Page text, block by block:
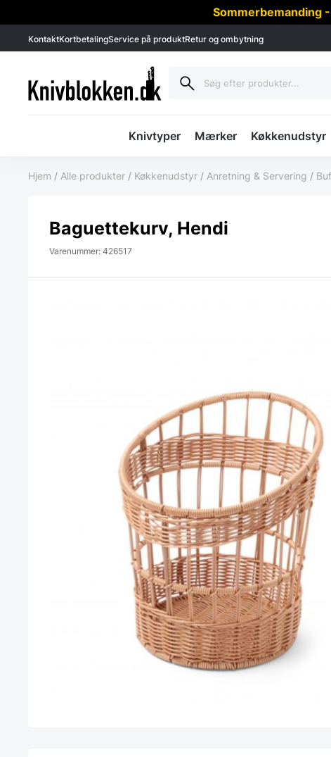
Sommerbemanding
KontaktKortbetalingService på produktRetur og ombytning
Knivtyper Mærker Køkkenudstyr
Hjem / Alle produkter / Køkkenudstyr / Anretning & Servering /
Baguettekurv, Hendi
Varenummer: 426517